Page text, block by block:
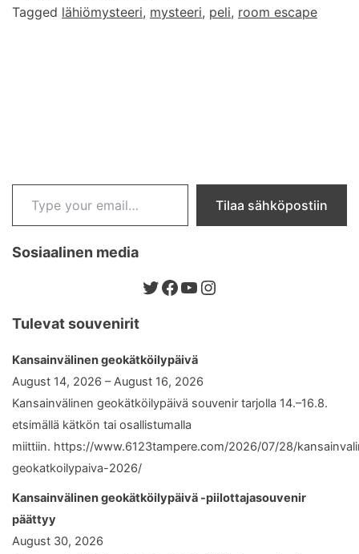
Tagged lähiömysteeri, mysteeri, peli, room escape
Type your email…
Tilaa sähköpostiin
Sosiaalinen media
Twitter
Facebook
YouTube
Instagram
Tulevat souvenirit
Kansainvälinen geokätköilypäivä
August 14, 2026 – August 16, 2026
Kansainvälinen geokätköilypäivä souvenir tarjolla 14.–16.8.
etsimällä kätkön tai osallistumalla
miittiin. https://www.6123tampere.com/2026/07/28/
geokatkoilypaiva-2026/
Kansainvälinen geokätköilypäivä -piilottajasouvenir
päättyy
August 30, 2026